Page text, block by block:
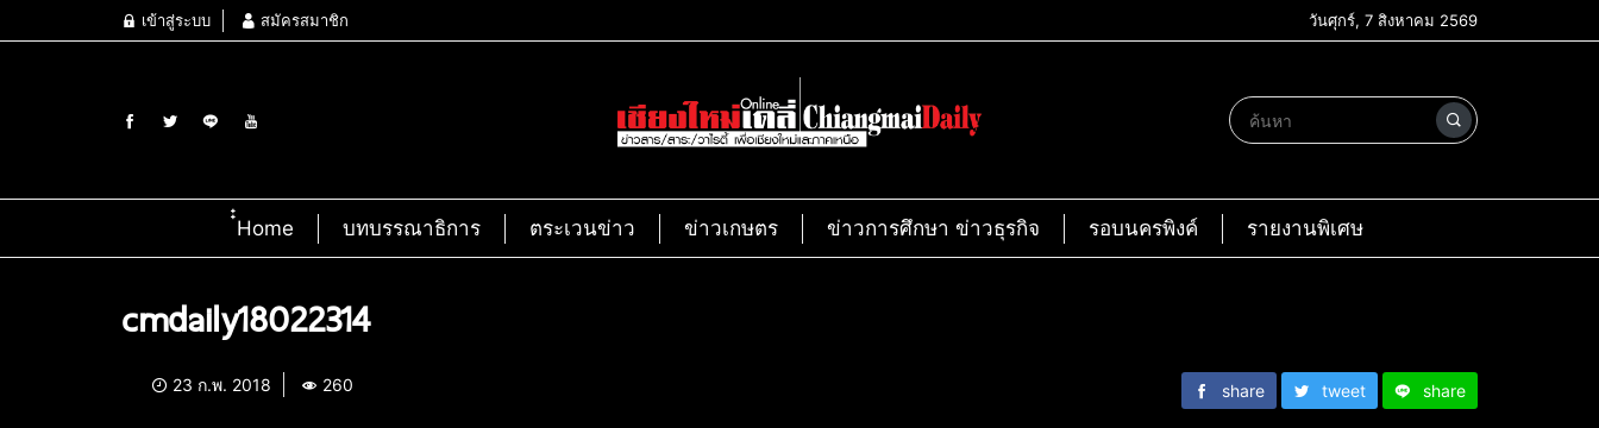
เข้าสู่ระบบ สมัครสมาชิก วันศุกร์, 7 สิงหาคม 2569
๋๋Home บทบรรณาธิการ ตระเวนข่าว ข่าวเกษตร ข่าวการศึกษา ข่าวธุรกิจ รอบนครพิงค์ รายงานพิเศษ
cmdaily18022314
23 ก.พ. 2018 260 share tweet share